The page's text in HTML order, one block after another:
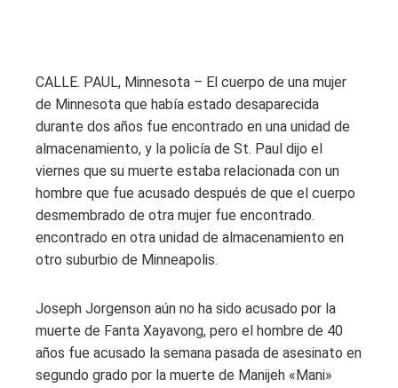
CALLE. PAUL, Minnesota – El cuerpo de una mujer
de Minnesota que había estado desaparecida
durante dos años fue encontrado en una unidad de
almacenamiento, y la policía de St. Paul dijo el
viernes que su muerte estaba relacionada con un
hombre que fue acusado después de que el cuerpo
desmembrado de otra mujer fue encontrado.
encontrado en otra unidad de almacenamiento en
otro suburbio de Minneapolis.
Joseph Jorgenson aún no ha sido acusado por la
muerte de Fanta Xayavong, pero el hombre de 40
años fue acusado la semana pasada de asesinato en
segundo grado por la muerte de Manijeh «Mani»